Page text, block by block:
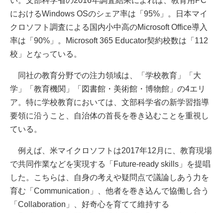
におけるWindows OSのシェア率は「95%」。日本マイ
クロソフト調査による国内小中高のMicrosoft Office導入
率は「90%」。Microsoft 365 Educator契約校数は「112
校」となっている。
同社の教育分野での注力領域は、「学校教育」「大
学」「教育機関」「図書館・美術館・博物館」の4エリ
ア。特に学校教育においては、文部科学省の新学習指導
要領に沿うこと、自治体の首長を巻き込むことを重視し
ている。
例えば、米マイクロソフトは2017年12月に、教育現場
で共同作業などを実現する「Future-ready skills」を提唱
した。こちらは、自身の考えや疑問点で議論しあう力を
育む「Communication」、他者を巻き込んで協働し合う
「Collaboration」、好奇心を育てて維持する